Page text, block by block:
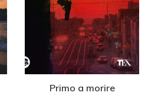
Primo a morire